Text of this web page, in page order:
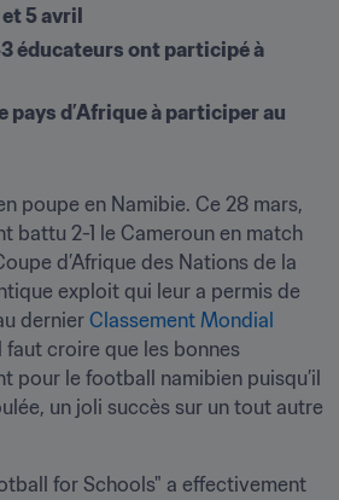
5 avril
éducateurs ont participé à
pays d’Afrique à participer au
poupe en Namibie. Ce 28 mars,
battu 2-1 le Cameroun en match
d’Afrique des Nations de la
exploit qui leur a permis de
dernier Classement Mondial
faut croire que les bonnes
pour le football namibien puisqu’il
un joli succès sur un tout autre
for Schools" a effectivement